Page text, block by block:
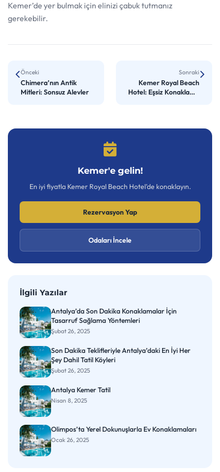
Kemer’de yer bulmak için elinizi çabuk tutmanız
gerekebilir.
Önceki
Chimera’nın Antik
Mitleri: Sonsuz Alevler
Sonraki
Kemer Royal Beach
Hotel: Eşsiz Konaklama
Kemer'e gelin!
En iyi fiyatla Kemer Royal Beach Hotel'de konaklayın.
Rezervasyon Yap
Odaları İncele
İlgili Yazılar
Antalya’da Son Dakika Konaklamalar İçin
Tasarruf Sağlama Yöntemleri
Şubat 26, 2025
Son Dakika Teklifleriyle Antalya’daki En İyi Her
Şey Dahil Tatil Köyleri
Şubat 26, 2025
Antalya Kemer Tatil
Nisan 8, 2025
Olimpos’ta Yerel Dokunuşlarla Ev Konaklamaları
Ocak 26, 2025